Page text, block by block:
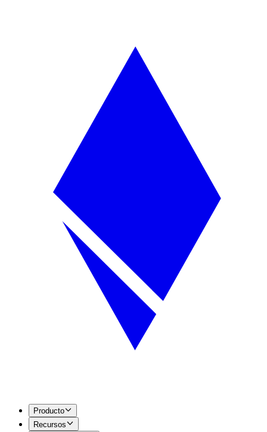
Producto
Recursos